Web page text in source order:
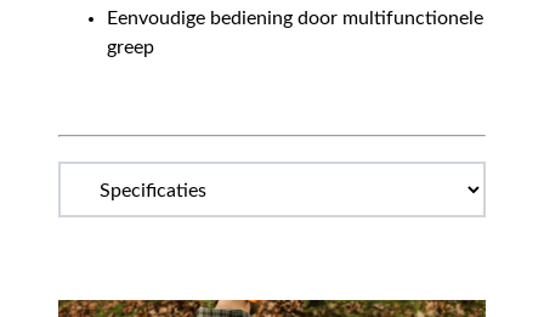
Eenvoudige bediening door multifunctionele
greep